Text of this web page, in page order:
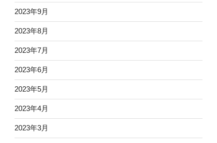
2023年9月
2023年8月
2023年7月
2023年6月
2023年5月
2023年4月
2023年3月